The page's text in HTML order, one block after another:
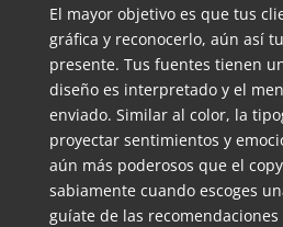
El mayor objetivo es que tus
gráfica y reconocerlo, aún así
presente. Tus fuentes tienen
diseño es interpretado y el
enviado. Similar al color, la
proyectar sentimientos y
aún más poderosos que el
sabiamente cuando escoges
guíate de las recomendaciones